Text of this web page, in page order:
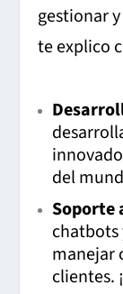
gestionar
te explico
del
Soporte
chatbots
manejar
clientes.